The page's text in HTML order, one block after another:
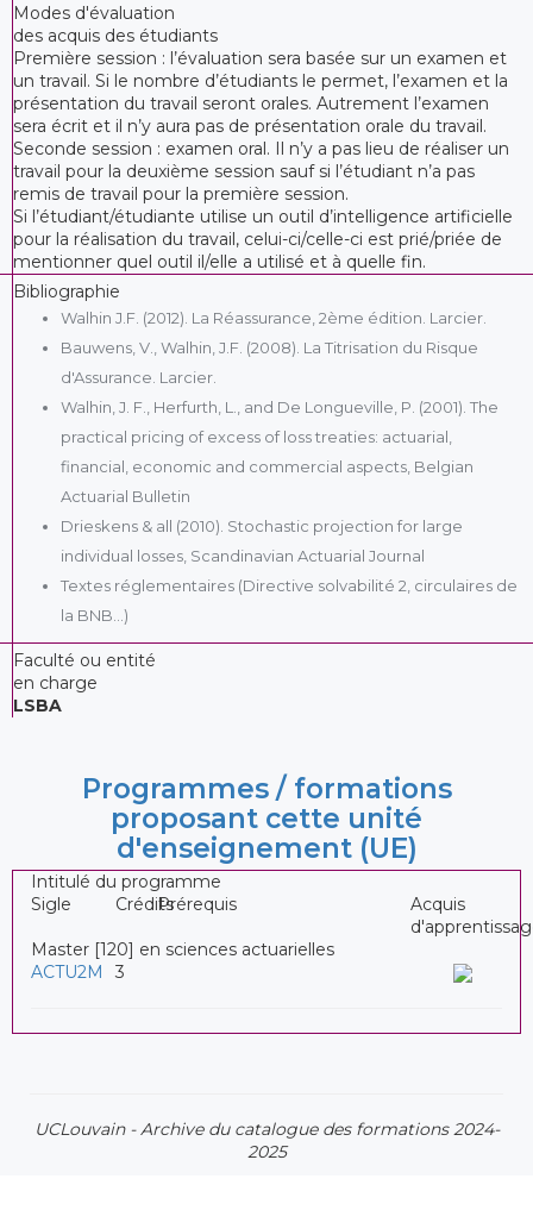
Modes d'évaluation
des acquis des étudiants
Première session : l’évaluation sera basée sur un examen et
un travail. Si le nombre d’étudiants le permet, l’examen et la
présentation du travail seront orales. Autrement l’examen
sera écrit et il n’y aura pas de présentation orale du travail.
Seconde session : examen oral. Il n’y a pas lieu de réaliser un
travail pour la deuxième session sauf si l’étudiant n’a pas
remis de travail pour la première session.
Si l’étudiant/étudiante utilise un outil d’intelligence artificielle
pour la réalisation du travail, celui-ci/celle-ci est prié/priée de
mentionner quel outil il/elle a utilisé et à quelle fin.
Bibliographie
Walhin J.F. (2012). La Réassurance, 2ème édition. Larcier.
Bauwens, V., Walhin, J.F. (2008). La Titrisation du Risque
d'Assurance. Larcier.
Walhin, J. F., Herfurth, L., and De Longueville, P. (2001). The
practical pricing of excess of loss treaties: actuarial,
financial, economic and commercial aspects, Belgian
Actuarial Bulletin
Drieskens & all (2010). Stochastic projection for large
individual losses, Scandinavian Actuarial Journal
Textes réglementaires (Directive solvabilité 2, circulaires de
la BNB…)
Faculté ou entité
en charge
LSBA
Programmes / formations
proposant cette unité
d'enseignement (UE)
Intitulé du programme
Sigle
CréditsPrérequis
Acquis
Master [120] en sciences actuarielles
ACTU2M
3
UCLouvain - Archive du catalogue des formations 2024-
2025